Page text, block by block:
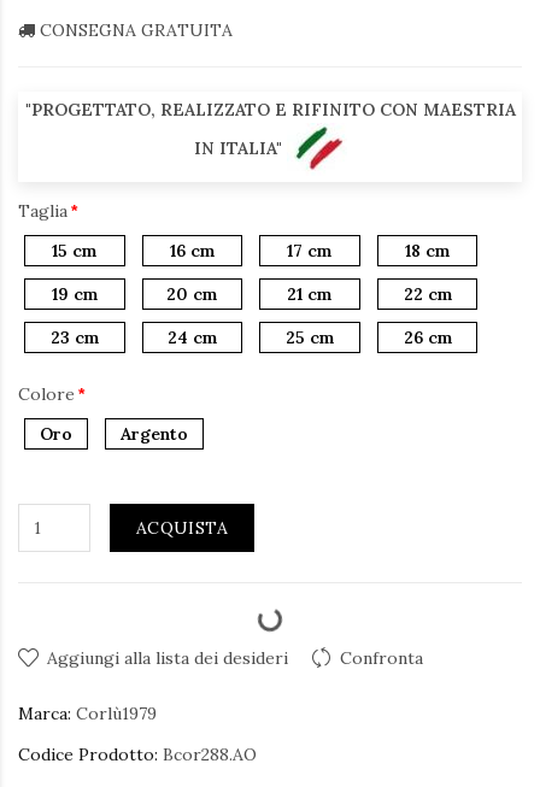
CONSEGNA GRATUITA
"PROGETTATO, REALIZZATO E RIFINITO CON MAESTRIA
IN ITALIA"
Taglia
15 cm
16 cm 17 cm
18 cm
19 cm
20 cm 21 cm
22 cm
23 cm
24 cm 25 cm 26 cm
Colore
Oro
Argento
ACQUISTA
Aggiungi alla lista dei desideri Confronta
Marca: Corlù1979
Codice Prodotto: Bcor288.AO